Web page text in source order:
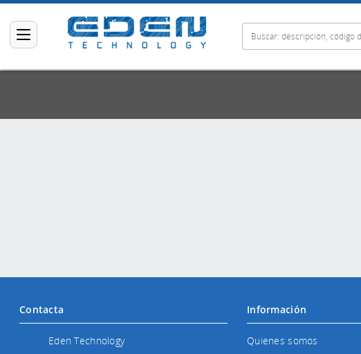
Contacta
Eden Technology
Información
Quienes somos